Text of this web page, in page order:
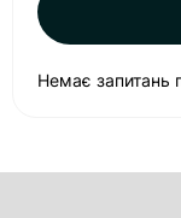
Немає запитань